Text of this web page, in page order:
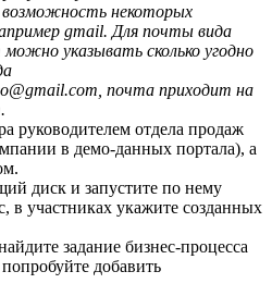
возможность некоторых
gmail. Для почты вида
указывать сколько угодно
почта приходит на
руководителем отдела продаж
в демо-данных портала), а
диск и запустите по нему
в участниках укажите созданных
задание бизнес-процесса
добавить